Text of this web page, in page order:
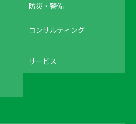
防災・警備
コンサルティング
サービス